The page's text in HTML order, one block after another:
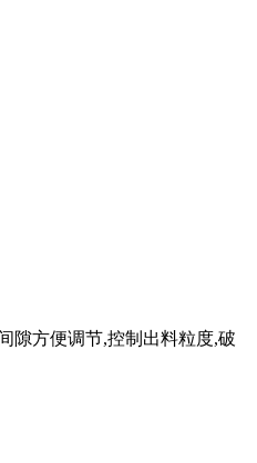
隙方便调节,控制出料粒度,破